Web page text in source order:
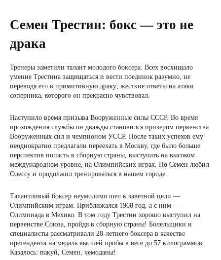
Семен Трестин: бокс — это не
драка
Тренеры заметили талант молодого боксера. Всех восхищало
умение Трестина защищаться и вести поединок разумно, не
переводя его в примитивную драку; жесткие ответы на атаки
соперника, которого он прекрасно чувствовал.
Наступило время призыва Вооруженные силы СССР. Во время
прохождения службы он дважды становился призером первенства
Вооруженных сил и чемпионом УССР. После таких успехов ему
неоднократно предлагали переехать в Москву, где было больше
перспектив попасть в сборную страны, выступать на высоком
международном уровне, на Олимпийских играх. Но Семен любил
Одессу и продолжил тренироваться в нашем городе.
Талантливый боксер неумолимо шел к заветной цели —
Олимпийским играм. Приближался 1968 год, а с ним —
Олимпиада в Мехико. В том году Трестин хорошо выступил на
первенстве Союза, пройдя в сборную страны! Болельщики и
специалисты рассматривали 28-летнего боксера в качестве
претендента на медаль высшей пробы в весе до 57 килограммов.
Казалось: пакуй, Семен, чемоданы!